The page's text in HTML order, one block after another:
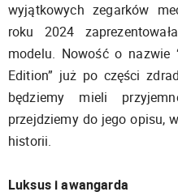
wyjątkowych zegarków
roku 2024
modelu. Nowość o nazwie
Edition” już po części
będziemy mieli
przejdziemy do jego opisu,
historii.
Luksus i awangarda